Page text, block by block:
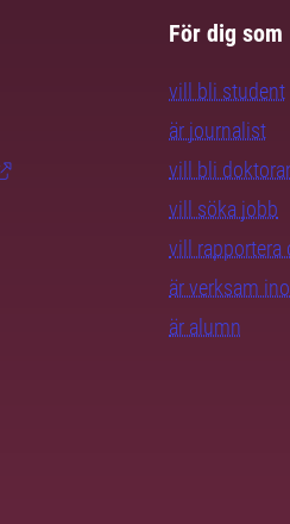
För dig som
vill bli student
är journalist
vill bli
vill söka jobb
vill rapportera
är verksam
är alumn